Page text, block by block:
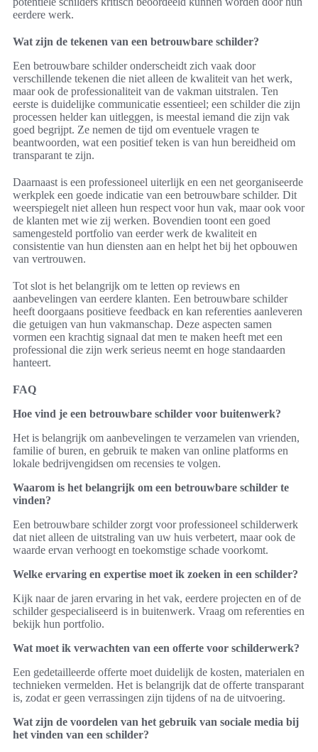
eerdere werk.
Wat zijn de tekenen van een betrouwbare schilder?
Een betrouwbare schilder onderscheidt zich vaak door
verschillende tekenen die niet alleen de kwaliteit van het werk,
maar ook de professionaliteit van de vakman uitstralen. Ten
eerste is duidelijke communicatie essentieel; een schilder die zijn
processen helder kan uitleggen, is meestal iemand die zijn vak
goed begrijpt. Ze nemen de tijd om eventuele vragen te
beantwoorden, wat een positief teken is van hun bereidheid om
transparant te zijn.
Daarnaast is een professioneel uiterlijk en een net georganiseerde
werkplek een goede indicatie van een betrouwbare schilder. Dit
weerspiegelt niet alleen hun respect voor hun vak, maar ook voor
de klanten met wie zij werken. Bovendien toont een goed
samengesteld portfolio van eerder werk de kwaliteit en
consistentie van hun diensten aan en helpt het bij het opbouwen
van vertrouwen.
Tot slot is het belangrijk om te letten op reviews en
aanbevelingen van eerdere klanten. Een betrouwbare schilder
heeft doorgaans positieve feedback en kan referenties aanleveren
die getuigen van hun vakmanschap. Deze aspecten samen
vormen een krachtig signaal dat men te maken heeft met een
professional die zijn werk serieus neemt en hoge standaarden
hanteert.
FAQ
Hoe vind je een betrouwbare schilder voor buitenwerk?
Het is belangrijk om aanbevelingen te verzamelen van vrienden,
familie of buren, en gebruik te maken van online platforms en
lokale bedrijvengidsen om recensies te volgen.
Waarom is het belangrijk om een betrouwbare schilder te
vinden?
Een betrouwbare schilder zorgt voor professioneel schilderwerk
dat niet alleen de uitstraling van uw huis verbetert, maar ook de
waarde ervan verhoogt en toekomstige schade voorkomt.
Welke ervaring en expertise moet ik zoeken in een schilder?
Kijk naar de jaren ervaring in het vak, eerdere projecten en of de
schilder gespecialiseerd is in buitenwerk. Vraag om referenties en
bekijk hun portfolio.
Wat moet ik verwachten van een offerte voor schilderwerk?
Een gedetailleerde offerte moet duidelijk de kosten, materialen en
technieken vermelden. Het is belangrijk dat de offerte transparant
is, zodat er geen verrassingen zijn tijdens of na de uitvoering.
Wat zijn de voordelen van het gebruik van sociale media bij
het vinden van een schilder?